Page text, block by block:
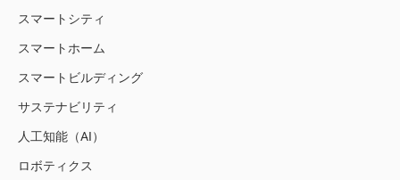
スマートシティ
スマートホーム
スマートビルディング
サステナビリティ
人工知能（AI）
ロボティクス